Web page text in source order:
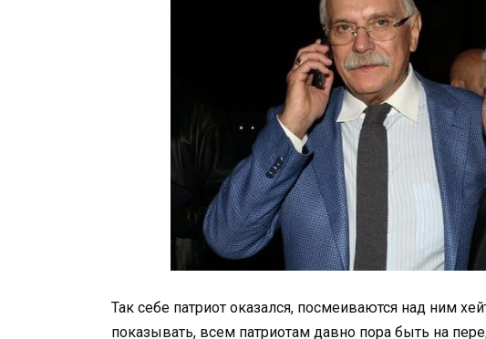
Так себе патриот оказался, посмеиваются над ним
показывать, всем патриотам давно пора быть на